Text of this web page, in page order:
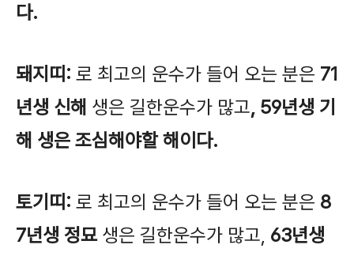
다.
돼지띠: 로 최고의 운수가 들어 오는 분은 71
년생 신해 생은 길한운수가 많고, 59년생 기
해 생은 조심해야할 해이다.
토기띠: 로 최고의 운수가 들어 오는 분은 8
7년생 정묘 생은 길한운수가 많고, 63년생